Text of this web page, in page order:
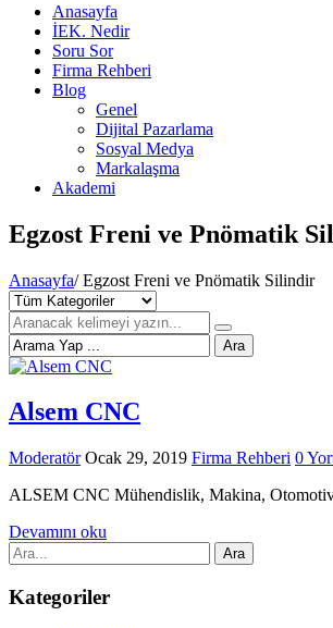
Anasayfa
İEK. Nedir
Soru Sor
Firma Rehberi
Blog
Genel
Dijital Pazarlama
Sosyal Medya
Markalaşma
Akademi
Egzost Freni ve Pnömatik
Anasayfa/ Egzost Freni ve Pnömatik Silindir
Ara
Alsem CNC
Moderatör Ocak 29, 2019 Firma Rehberi 0
ALSEM CNC Mühendislik, Makina, Otomotiv
Devamını oku
Kategoriler